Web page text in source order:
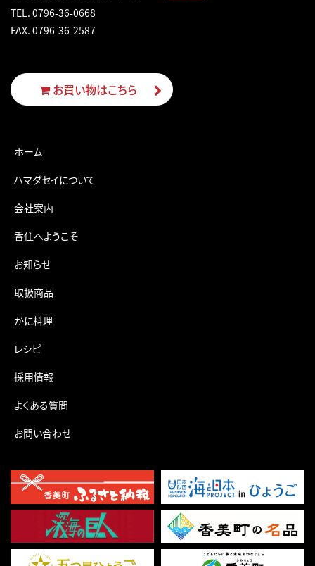
TEL. 0796-36-0668
FAX. 0796-36-2587
お買い物はこちら
ホーム
ハマダセイについて
会社案内
香住へようこそ
お知らせ
取扱商品
かに料理
レシピ
採用情報
よくある質問
お問い合わせ